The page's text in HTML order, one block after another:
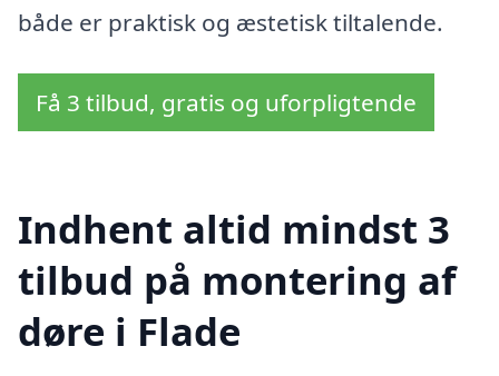
både er praktisk og æstetisk tiltalende.
Få 3 tilbud, gratis og uforpligtende
Indhent altid mindst 3
tilbud på montering af
døre i Flade